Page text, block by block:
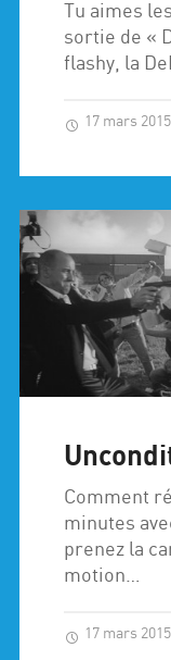
Tu aimes
sortie de «
flashy, la
17 mars 2015
Comment
minutes
prenez la
motion…
17 mars 2015